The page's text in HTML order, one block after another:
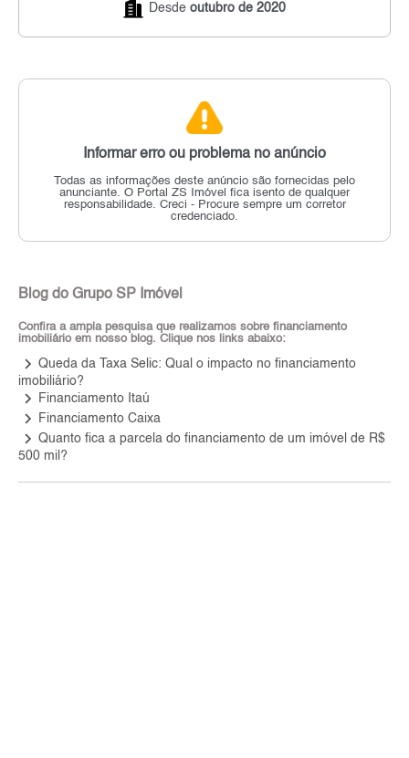
Desde outubro de 2020
Informar erro ou problema no anúncio
Todas as informações deste anúncio são fornecidas pelo
anunciante. O Portal ZS Imóvel fica isento de qualquer
responsabilidade. Creci - Procure sempre um corretor
credenciado.
Blog do Grupo SP Imóvel
Confira a ampla pesquisa que realizamos sobre financiamento
imobiliário em nosso blog. Clique nos links abaixo:
keyboard_arrow_right Queda da Taxa Selic: Qual o impacto no financiamento
imobiliário?
keyboard_arrow_right Financiamento Itaú
keyboard_arrow_right Financiamento Caixa
keyboard_arrow_right Quanto fica a parcela do financiamento de um imóvel de R$
500 mil?